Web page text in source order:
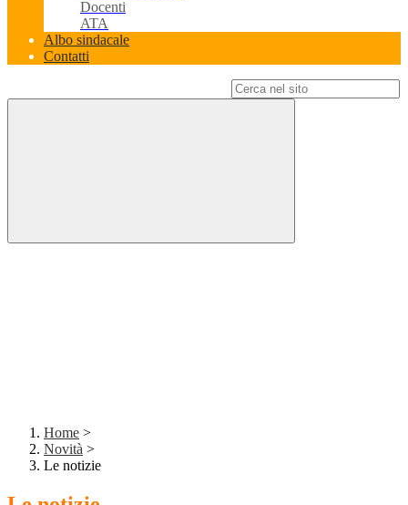
Docenti
ATA
Albo sindacale
Contatti
Home >
Novità >
Le notizie